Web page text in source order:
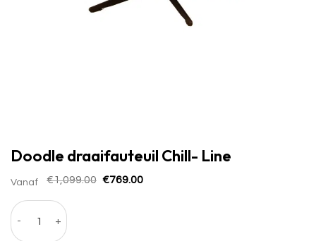
Doodle draaifauteuil Chill- Line
Vanaf €1,099.00 Oorspronkelijke
€769.00Huidige
Doodle draaifauteuil Chill- Line hoeveelheid